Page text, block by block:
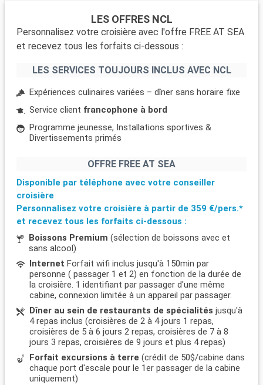
LES OFFRES NCL
Personnalisez votre croisière avec l'offre FREE AT SEA
et recevez tous les forfaits ci-dessous :
LES SERVICES TOUJOURS INCLUS AVEC NCL
Expériences culinaires variées – dîner sans horaire fixe
Service client francophone à bord
Programme jeunesse, Installations sportives &
Divertissements primés
OFFRE FREE AT SEA
Disponible par téléphone avec votre conseiller
croisière
Personnalisez votre croisière à partir de 359 €/pers.*
et recevez tous les forfaits ci-dessous :
Boissons Premium (sélection de boissons avec et
sans alcool)
Internet Forfait wifi inclus jusqu'à 150min par
personne ( passager 1 et 2) en fonction de la durée de
la croisière. 1 identifiant par passager d'une même
cabine, connexion limitée à un appareil par passager.
Dîner au sein de restaurants de spécialités jusqu'à
4 repas inclus (croisières de 2 à 4 jours 1 repas,
croisières de 5 à 6 jours 2 repas, croisières de 7 à 8
jours 3 repas, croisières de 9 jours et plus 4 repas)
Forfait excursions à terre (crédit de 50$/cabine dans
chaque port d'escale pour le 1er passager de la cabine
uniquement)